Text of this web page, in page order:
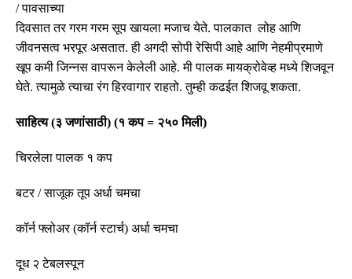
/पावसाच्या
दिवसात तर गरम गरम सूप खायला मजाच येते.पालकात लोह आणि
जीवनसत्व भरपूर असतात.ही अगदी सोपी रेसिपी आहे आणि नेहमीप्रमाणे
खूप कमी जिन्नस वापरून केलेली आहे.मी पालक मायक्रोवेव्ह मध्ये शिजवून
घेते.त्यामुळे त्याचा रंग हिरवागार राहतो.तुम्ही कढईत शिजवू शकता.
साहित्य(३ जणांसाठी) (१ कप= २५० मिली)
चिरलेला पालक १ कप
बटर/साजूक तूप अर्धा चमचा
कॉर्न फ्लोअर(कॉर्न स्टार्च) अर्धा चमचा
दूध २ टेबलस्पून